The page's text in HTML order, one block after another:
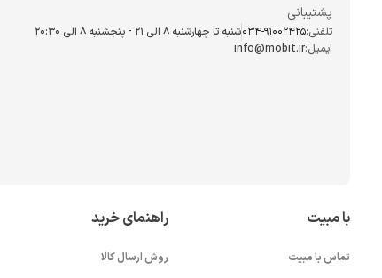
پشتیبانی
تلفنی:034-91002425شنبه تا چهارشنبه ۸ الی ۲۱ - پنجشنبه 8 الی ۲۰:۳۰
ایمیل:info@mobit.ir
با مبیت
تماس با مبیت
راهنمای خرید
روش ارسال کالا